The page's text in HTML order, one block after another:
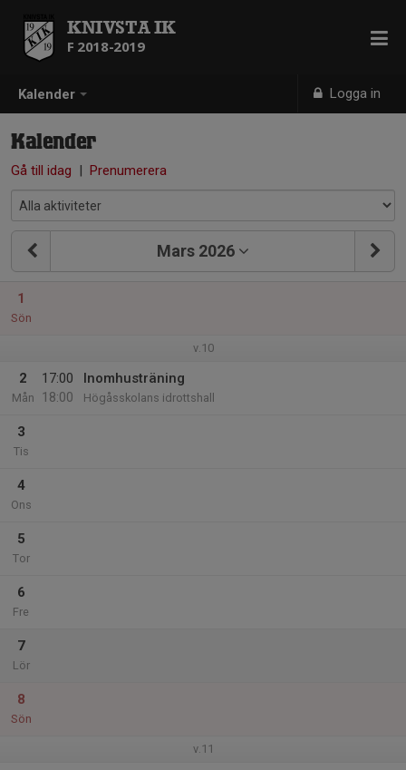
Kalender Logga in
KNIVSTA IK
F 2018-2019
Kalender
Gå till idag | Prenumerera
Mars 2026
1
Sön
v.10
2
Mån
17:00
18:00
Inomhusträning
Högåsskolans idrottshall
3
Tis
4
Ons
5
Tor
6
Fre
7
Lör
8
Sön
v.11